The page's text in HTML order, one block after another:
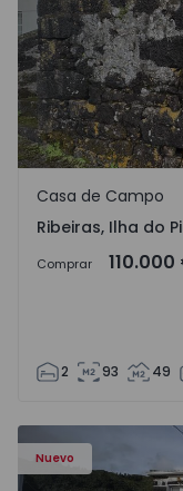
Ribeiras, Ilha do
Casa de Campo
Ribeiras, Ilha do
Comprar 110.000
2 93 49
Nuevo
Casa de Campo T4